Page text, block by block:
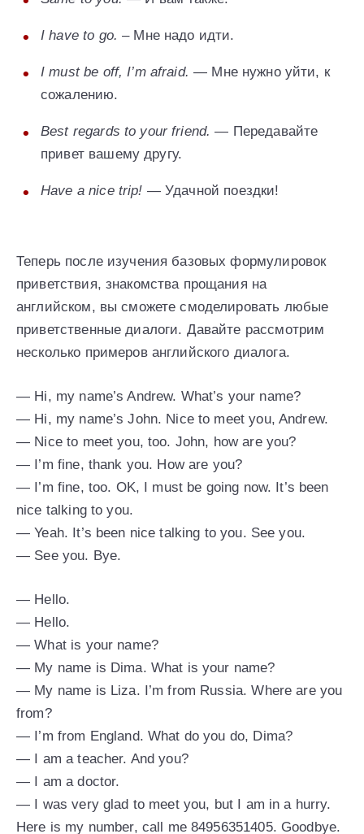
I have to go. – Мне надо идти.
I must be off, I’m afraid. — Мне нужно уйти, к
сожалению.
Best regards to your friend. — Передавайте
привет вашему другу.
Have a nice trip! — Удачной поездки!
Теперь после изучения базовых формулировок
приветствия, знакомства прощания на
английском, вы сможете смоделировать любые
приветственные диалоги. Давайте рассмотрим
несколько примеров английского диалога.
— Hi, my name’s Andrew. What’s your name?
— Hi, my name’s John. Nice to meet you, Andrew.
— Nice to meet you, too. John, how are you?
— I’m fine, thank you. How are you?
— I’m fine, too. OK, I must be going now. It’s been
nice talking to you.
— Yeah. It’s been nice talking to you. See you.
— See you. Bye.
— Hello.
— Hello.
— What is your name?
— My name is Dima. What is your name?
— My name is Liza. I’m from Russia. Where are you
from?
— I’m from England. What do you do, Dima?
— I am a teacher. And you?
— I am a doctor.
— I was very glad to meet you, but I am in a hurry.
Here is my number, call me 84956351405. Goodbye.